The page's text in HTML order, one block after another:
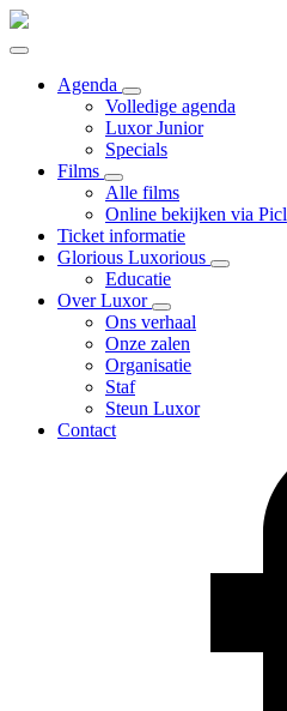
Agenda
Volledige agenda
Luxor Junior
Specials
Films
Alle films
Online bekijken via Picl
Ticket informatie
Glorious Luxorious
Educatie
Over Luxor
Ons verhaal
Onze zalen
Organisatie
Staf
Steun Luxor
Contact